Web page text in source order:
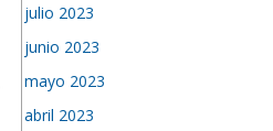
julio 2023
junio 2023
mayo 2023
abril 2023